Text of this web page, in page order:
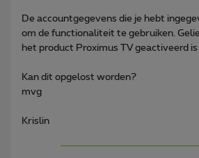
De accountgegevens die je hebt
om de functionaliteit te gebruiken.
het product Proximus TV geactiveerd is
Kan dit opgelost worden?
mvg
Krislin